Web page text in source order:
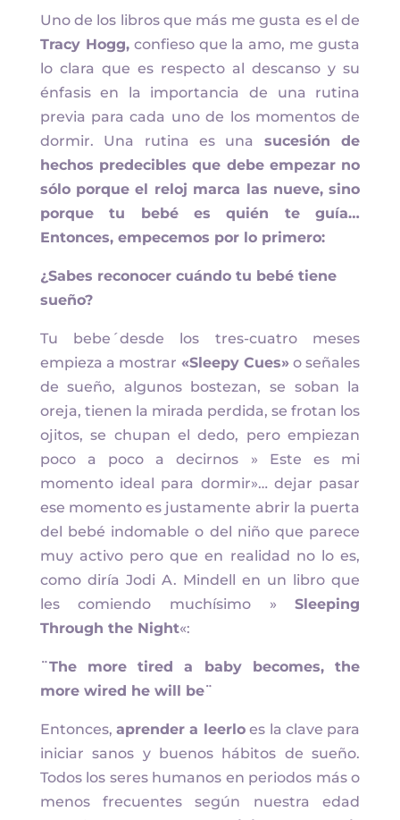
Uno de los libros que más me gusta es el de
Tracy Hogg,confieso que la amo, me gusta
lo clara que es respecto al descanso y su
énfasis en la importancia de una rutina
previa para cada uno de los momentos de
dormir. Una rutina es una sucesión de
hechos predecibles que debe empezar no
sólo porque el reloj marca las nueve, sino
porque tu bebé es quién te guía…
Entonces, empecemos por lo primero:
¿Sabes reconocer cuándo tu bebé tiene
sueño?
Tu bebe´desde los tres-cuatro meses
empieza a mostrar «Sleepy Cues»o señales
de sueño, algunos bostezan, se soban la
oreja, tienen la mirada perdida, se frotan los
ojitos, se chupan el dedo, pero empiezan
poco a poco a decirnos » Este es mi
momento ideal para dormir»… dejar pasar
ese momento es justamente abrir la puerta
del bebé indomable o del niño que parece
muy activo pero que en realidad no lo es,
como diría Jodi A. Mindell en un libro que
les comiendo muchísimo »Sleeping
Through the Night«:
¨The more tired a baby becomes, the
more wired he will be¨
Entonces,aprender a leerloes la clave para
iniciar sanos y buenos hábitos de sueño.
Todos los seres humanos en periodos más o
menos frecuentes según nuestra edad